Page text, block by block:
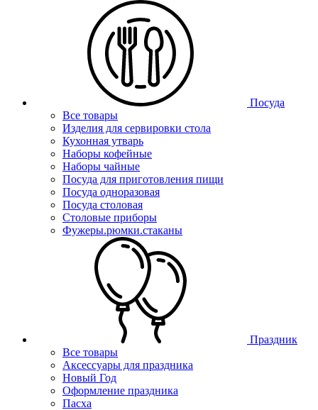
Посуда
Все товары
Изделия для сервировки стола
Кухонная утварь
Наборы кофейные
Наборы чайные
Посуда для приготовления пищи
Посуда одноразовая
Посуда столовая
Столовые приборы
Фужеры.рюмки.стаканы
Праздник
Все товары
Аксессуары для праздника
Новый Год
Оформление праздника
Пасха